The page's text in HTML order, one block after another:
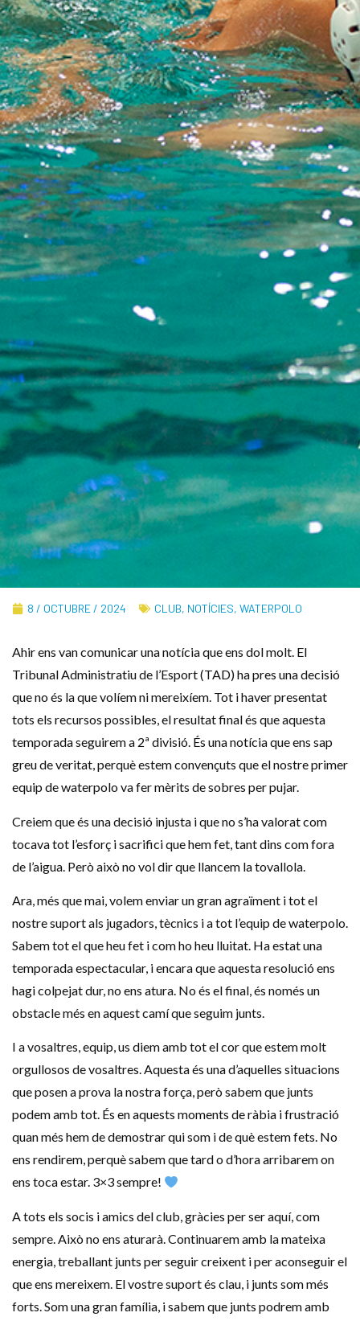
8 / OCTUBRE / 2024 CLUB, NOTÍCIES, WATERPOLO
Ahir ens van comunicar una notícia que ens dol molt. El
Tribunal Administratiu de l’Esport (TAD) ha pres una decisió
que no és la que volíem ni mereixíem. Tot i haver presentat
tots els recursos possibles, el resultat final és que aquesta
temporada seguirem a 2ª divisió. És una notícia que ens sap
greu de veritat, perquè estem convençuts que el nostre primer
equip de waterpolo va fer mèrits de sobres per pujar.
Creiem que és una decisió injusta i que no s’ha valorat com
tocava tot l’esforç i sacrifici que hem fet, tant dins com fora
de l’aigua. Però això no vol dir que llancem la tovallola.
Ara, més que mai, volem enviar un gran agraïment i tot el
nostre suport als jugadors, tècnics i a tot l’equip de waterpolo.
Sabem tot el que heu fet i com ho heu lluitat. Ha estat una
temporada espectacular, i encara que aquesta resolució ens
hagi colpejat dur, no ens atura. No és el final, és només un
obstacle més en aquest camí que seguim junts.
I a vosaltres, equip, us diem amb tot el cor que estem molt
orgullosos de vosaltres. Aquesta és una d’aquelles situacions
que posen a prova la nostra força, però sabem que junts
podem amb tot. És en aquests moments de ràbia i frustració
quan més hem de demostrar qui som i de què estem fets. No
ens rendirem, perquè sabem que tard o d’hora arribarem on
ens toca estar. 3×3 sempre!
A tots els socis i amics del club, gràcies per ser aquí, com
sempre. Això no ens aturarà. Continuarem amb la mateixa
energia, treballant junts per seguir creixent i per aconseguir el
que ens mereixem. El vostre suport és clau, i junts som més
forts. Som una gran família, i sabem que junts podrem amb